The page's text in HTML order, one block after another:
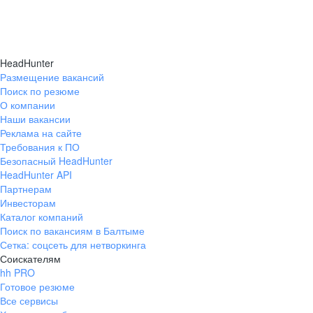
HeadHunter
Размещение вакансий
Поиск по резюме
О компании
Наши вакансии
Реклама на сайте
Требования к ПО
Безопасный HeadHunter
HeadHunter API
Партнерам
Инвесторам
Каталог компаний
Поиск по вакансиям в Балтыме
Сетка: соцсеть для нетворкинга
Соискателям
hh PRO
Готовое резюме
Все сервисы